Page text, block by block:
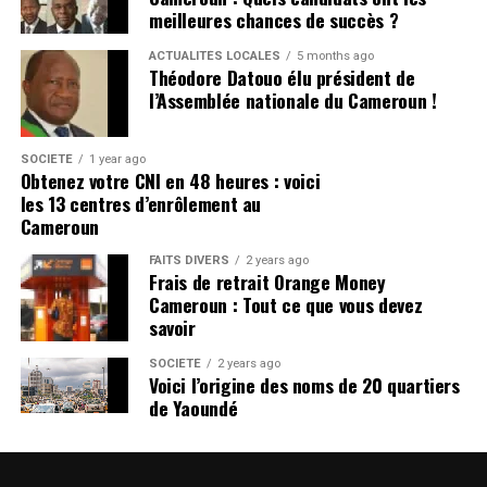
jamais la figure tutélaire autour de laquelle
s’organise toute la stratégie du Moungo.
CLIQUEZ ici pour lire tout l’article sur
infocameroun.com
Rejoindre notre chaîne télégram pour avoir les
dernières infos
Cliquez ici
Nommé en 2022, Thierry Marchand aura accompagné
plusieurs chantiers stratégiques de la relation franco-
camerounaise, notamment sur les plans économique,
culturel et sécuritaire. Son départ marque la fin d’une
étape importante, mais les deux capitales entendent
CLIQUEZ ici pour lire tout l’article sur
infocameroun.com
Rejoindre notre chaîne télégram pour avoir les
dernières infos
Cliquez ici
meilleures chances de succès ?
ACTUALITÉS LOCALES 5 months ago
Théodore Datouo élu président de
l’Assemblée nationale du Cameroun !
SOCIÉTÉ 1 year ago
Obtenez votre CNI en 48 heures : voici
les 13 centres d’enrôlement au
Cameroun
FAITS DIVERS 2 years ago
Frais de retrait Orange Money
Cameroun : Tout ce que vous devez
savoir
SOCIÉTÉ 2 years ago
Voici l’origine des noms de 20 quartiers
de Yaoundé